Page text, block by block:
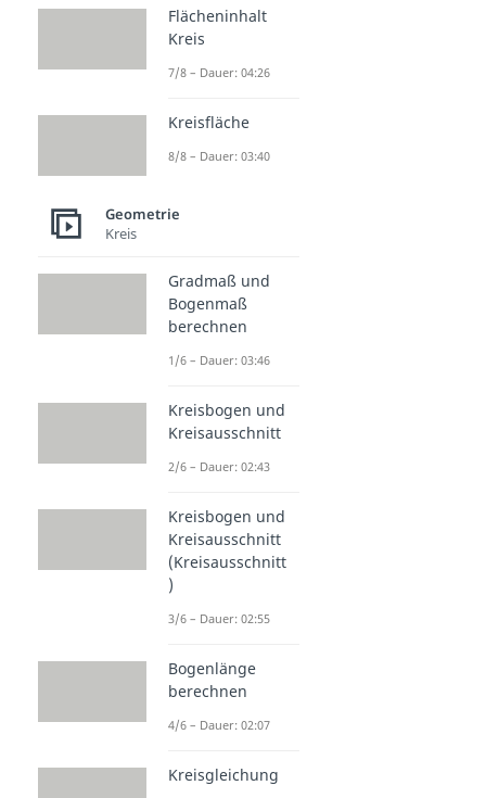
Flächeninhalt
Kreis
7/8 – Dauer: 04:26
Kreisfläche
8/8 – Dauer: 03:40
Geometrie
Kreis
Gradmaß und
Bogenmaß
berechnen
1/6 – Dauer: 03:46
Kreisbogen und
Kreisausschnitt
2/6 – Dauer: 02:43
Kreisbogen und
Kreisausschnitt
(Kreisausschnitt
)
3/6 – Dauer: 02:55
Bogenlänge
berechnen
4/6 – Dauer: 02:07
Kreisgleichung